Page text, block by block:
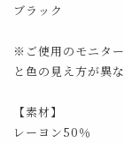
ブラック
※ご使用のモニタ
と色の見え方が異
【素材】
レーヨン50％